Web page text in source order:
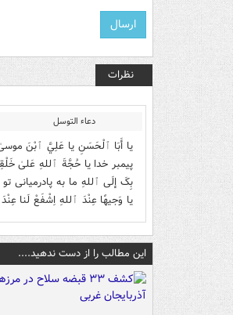
نظرات
دعاء التوسل
يا أَبَا ٱلْحَسَنِ يا عَلِيَّ ٱبْنَ
پیمبر خدا يا حُجَّةَ ٱللهِ عَلیٰ
بِکَ إلَی ٱللهِ ما به پادرمیانی
يا وَجيهًا عِنْدَ ٱللهِ اِشْفَعْ لَنا عِنْدَ
این مطالب را از دست ندهید....